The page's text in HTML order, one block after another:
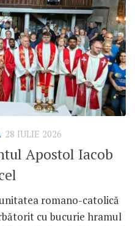
28 IULIE 2026
Apostol Iacob
romano-catolică
cu bucurie hramul